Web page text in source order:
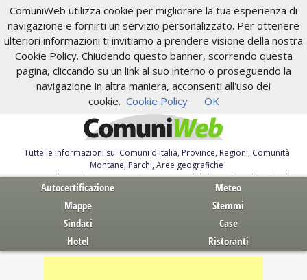
ComuniWeb utilizza cookie per migliorare la tua esperienza di
navigazione e fornirti un servizio personalizzato. Per ottenere
ulteriori informazioni ti invitiamo a prendere visione della nostra
Cookie Policy. Chiudendo questo banner, scorrendo questa
pagina, cliccando su un link al suo interno o proseguendo la
navigazione in altra maniera, acconsenti all'uso dei
cookie. Cookie Policy OK
Tutte le informazioni su: Comuni d'Italia, Province, Regioni, Comunità
Montane, Parchi, Aree geografiche
Servizi al Cittadino. Autocertificazione, moduli, leggi, free download
Autocertificazione
Meteo
Mappe
Stemmi
Sindaci
Case
Hotel
Ristoranti